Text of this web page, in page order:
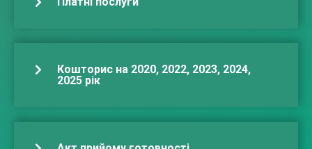
Кошторис на 2020, 2022, 2023, 2024,
2025 рік